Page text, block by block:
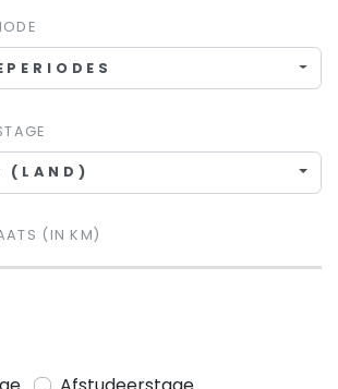
(LAND)
(IN KM)